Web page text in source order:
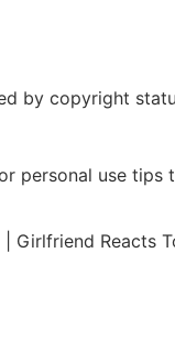
by copyright
personal use tips
| Girlfriend Reacts